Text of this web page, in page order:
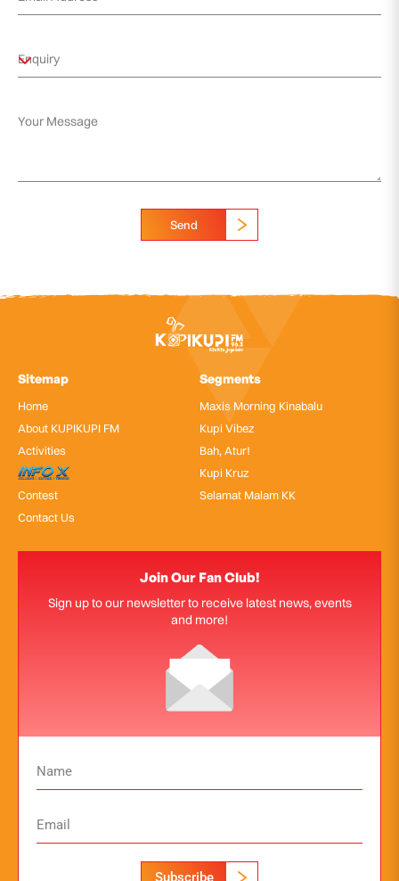
Send
Sitemap
Home
About KUPIKUPI FM
Activities
InfoX
Contest
Contact Us
Segments
Maxis Morning Kinabalu
Kupi Vibez
Bah, Atur!
Kupi Kruz
Selamat Malam KK
Join Our Fan Club!
Sign up to our newsletter to receive latest news, events
and more!
Subscribe